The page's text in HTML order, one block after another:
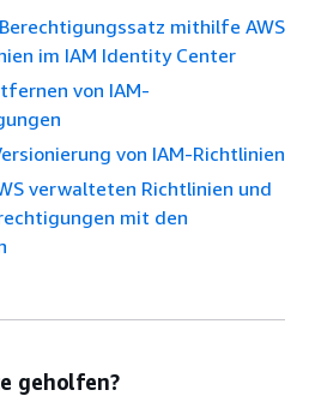
mithilfe AWS
im IAM Identity Center
von IAM-
von IAM-Richtlinien
verwalteten Richtlinien und
mit den
geholfen?